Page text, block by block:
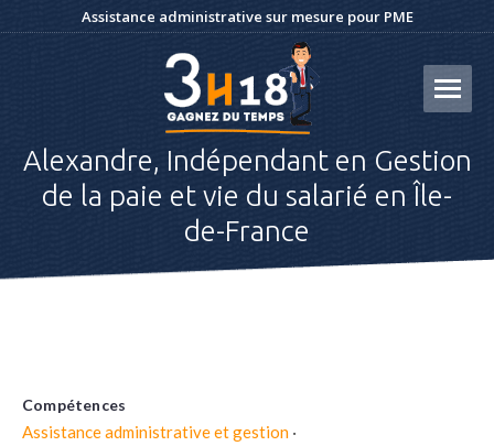
Assistance administrative sur mesure pour PME
Alexandre, Indépendant en Gestion
de la paie et vie du salarié en Île-
de-France
Compétences
Assistance administrative et gestion ·